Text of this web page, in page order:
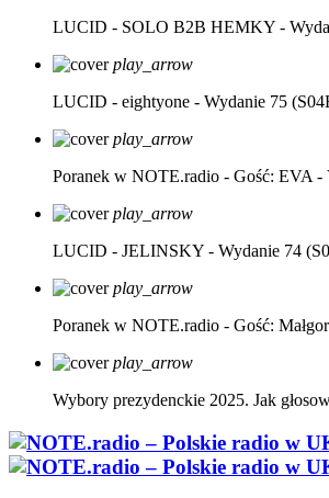
LUCID - SOLO B2B HEMKY -
play_arrow
LUCID - eightyone - Wydanie 75
play_arrow
Poranek w NOTE.radio - Gość: EVA
play_arrow
LUCID - JELINSKY - Wydanie 74
play_arrow
Poranek w NOTE.radio - Gość:
play_arrow
Wybory prezydenckie 2025. Jak